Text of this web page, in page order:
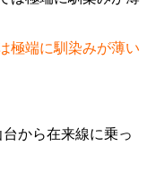
極端に馴染みが薄い
から在来線に乗っ